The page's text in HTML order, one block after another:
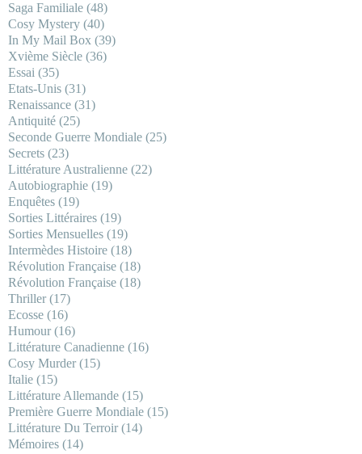
Saga Familiale (48)
Cosy Mystery (40)
In My Mail Box (39)
Xvième Siècle (36)
Essai (35)
Etats-Unis (31)
Renaissance (31)
Antiquité (25)
Seconde Guerre Mondiale (25)
Secrets (23)
Littérature Australienne (22)
Autobiographie (19)
Enquêtes (19)
Sorties Littéraires (19)
Sorties Mensuelles (19)
Intermèdes Histoire (18)
Révolution Française (18)
Révolution Française (18)
Thriller(17)
Ecosse (16)
Humour(16)
Littérature Canadienne (16)
Cosy Murder(15)
Italie (15)
Littérature Allemande (15)
Première Guerre Mondiale (15)
Littérature Du Terroir(14)
Mémoires (14)